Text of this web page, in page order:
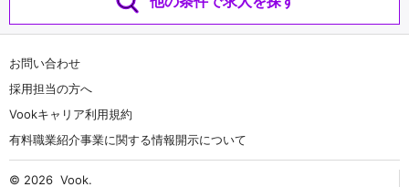
お問い合わせ
採用担当の方へ
Vookキャリア利用規約
有料職業紹介事業に関する情報開示について
© 2026 Vook.